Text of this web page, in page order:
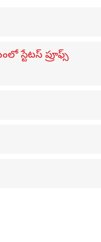
స్టేటస్ ప్రూఫ్స్